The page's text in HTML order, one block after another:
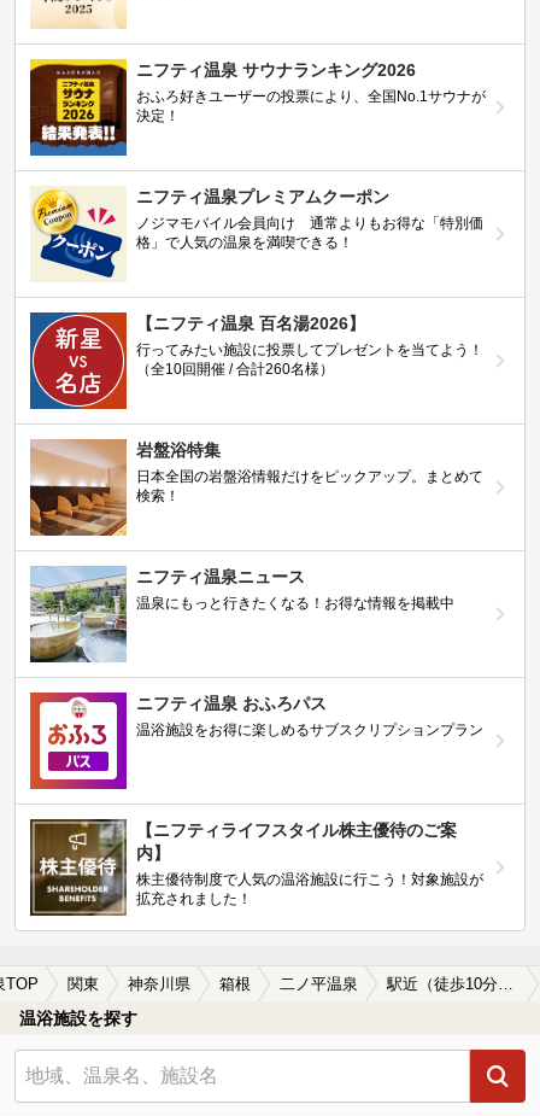
ニフティ温泉 サウナランキング2026
おふろ好きユーザーの投票により、全国No.1サウナが
決定！
ニフティ温泉プレミアムクーポン
ノジマモバイル会員向け 通常よりもお得な「特別価
格」で人気の温泉を満喫できる！
【ニフティ温泉 百名湯2026】
行ってみたい施設に投票してプレゼントを当てよう！
（全10回開催 / 合計260名様）
岩盤浴特集
日本全国の岩盤浴情報だけをピックアップ。まとめて
検索！
ニフティ温泉ニュース
温泉にもっと行きたくなる！お得な情報を掲載中
ニフティ温泉 おふろパス
温浴施設をお得に楽しめるサブスクリプションプラン
【ニフティライフスタイル株主優待のご案
内】
株主優待制度で人気の温浴施設に行こう！対象施設が
拡充されました！
TOP 関東 神奈川県 箱根 二ノ平温泉 駅近（徒歩10分以内）の二ノ平温泉の温泉、日帰り温泉、スーパー銭湯おすすめ
温浴施設を探す